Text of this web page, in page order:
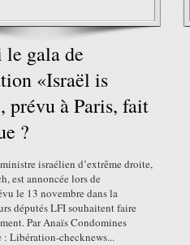
le gala de
«Israël is
prévu à Paris, fait
?
israélien d’extrême droite,
est annoncée lors de
le 13 novembre dans la
députés LFI souhaitent faire
Par Anaïs Condomines
: Libération-checknews...